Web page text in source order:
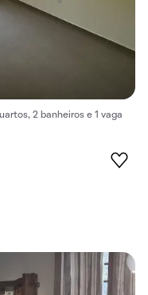
2 banheiros e 1 vaga